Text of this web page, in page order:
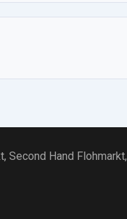
, Second Hand Flohmarkt,